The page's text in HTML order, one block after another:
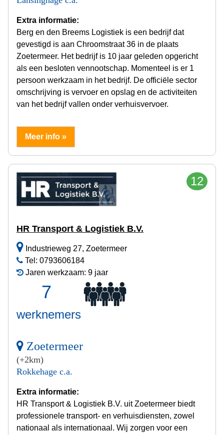
Extra informatie:
Berg en den Breems Logistiek is een bedrijf dat
gevestigd is aan Chroomstraat 36 in de plaats
Zoetermeer. Het bedrijf is 10 jaar geleden opgericht
als een besloten vennootschap. Momenteel is er 1
persoon werkzaam in het bedrijf. De officiële sector
omschrijving is vervoer en opslag en de activiteiten
van het bedrijf vallen onder verhuisvervoer.
Meer info »
12
HR Transport & Logistiek B.V.
Industrieweg 27, Zoetermeer
Tel: 0793606184
Jaren werkzaam: 9 jaar
7
werknemers
Zoetermeer
(+2km)
Rokkehage c.a.
Extra informatie:
HR Transport & Logistiek B.V. uit Zoetermeer biedt
professionele transport- en verhuisdiensten, zowel
nationaal als internationaal. Wij zorgen voor een